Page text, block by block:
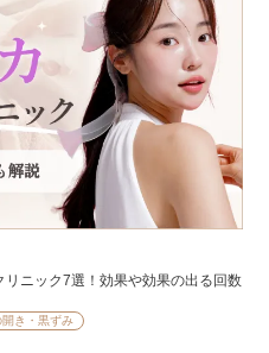
ニック7選！効果や効果の出る回数
開き・黒ずみ